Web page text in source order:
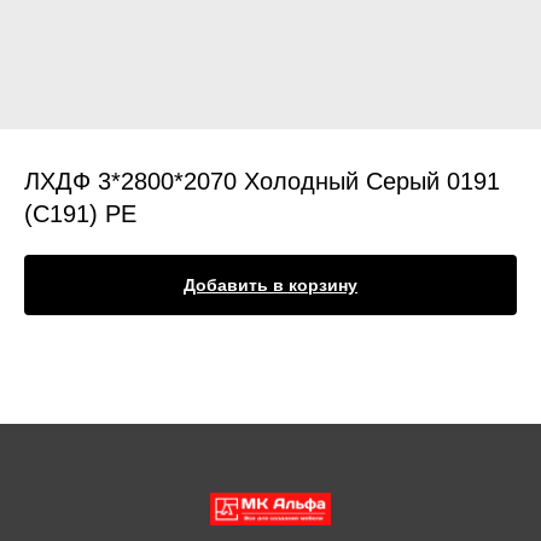
ЛХДФ 3*2800*2070 Холодный Серый 0191
(C191) PE
Добавить в корзину